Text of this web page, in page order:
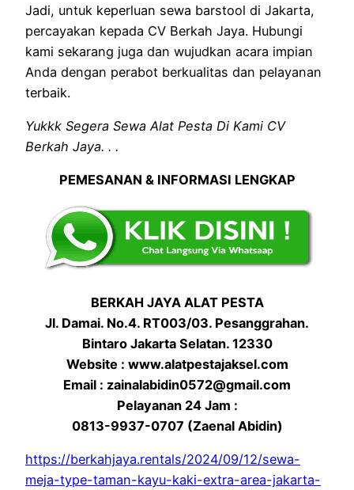
Jadi, untuk keperluan sewa barstool di Jakarta,
percayakan kepada CV Berkah Jaya. Hubungi
kami sekarang juga dan wujudkan acara impian
Anda dengan perabot berkualitas dan pelayanan
terbaik.
Yukkk Segera Sewa Alat Pesta Di Kami CV
Berkah Jaya. . .
PEMESANAN & INFORMASI LENGKAP
BERKAH JAYA ALAT PESTA
Jl. Damai. No.4. RT003/03. Pesanggrahan.
Bintaro Jakarta Selatan. 12330
Website : www.alatpestajaksel.com
Email : zainalabidin0572@gmail.com
Pelayanan 24 Jam :
0813-9937-0707 (Zaenal Abidin)
https://berkahjaya.rentals/2024/09/12/sewa-
meja-type-taman-kayu-kaki-extra-area-jakarta-